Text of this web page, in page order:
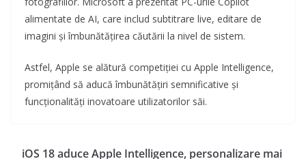
alimentate de AI, care includ subtitrare live, editare de
imagini și îmbunătățirea căutării la nivel de sistem.
Astfel, Apple se alătură competiției cu Apple Intelligence,
promițând să aducă îmbunătățiri semnificative și
funcționalități inovatoare utilizatorilor săi.
iOS 18 aduce Apple Intelligence, personalizare mai